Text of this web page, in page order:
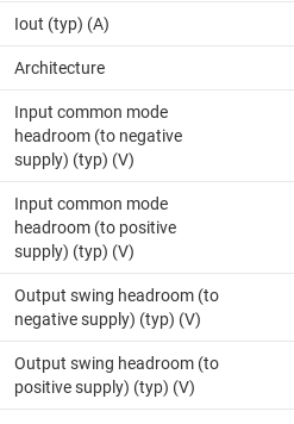
Iout (typ) (A)
Architecture
Input common mode
headroom (to negative
supply) (typ) (V)
Input common mode
headroom (to positive
supply) (typ) (V)
Output swing headroom (to
negative supply) (typ) (V)
Output swing headroom (to
positive supply) (typ) (V)